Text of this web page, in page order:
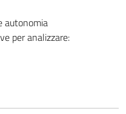
autonomia
per analizzare: